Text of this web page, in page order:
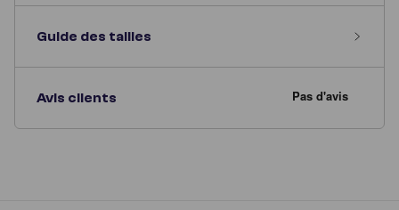
Guide des tailles
Avis clients